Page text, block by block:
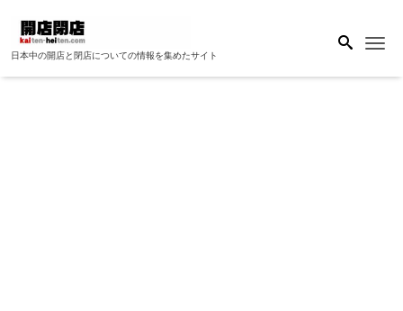
日本中の開店と閉店についての情報を集めたサイト